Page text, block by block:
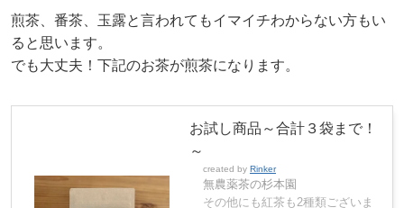
煎茶、番茶、玉露と言われてもイマイチわからない方もい
ると思います。
でも大丈夫！下記のお茶が煎茶になります。
お試し商品～合計３袋まで！
～
created by Rinker
無農薬茶の杉本園
その他にも紅茶も2種類ございま